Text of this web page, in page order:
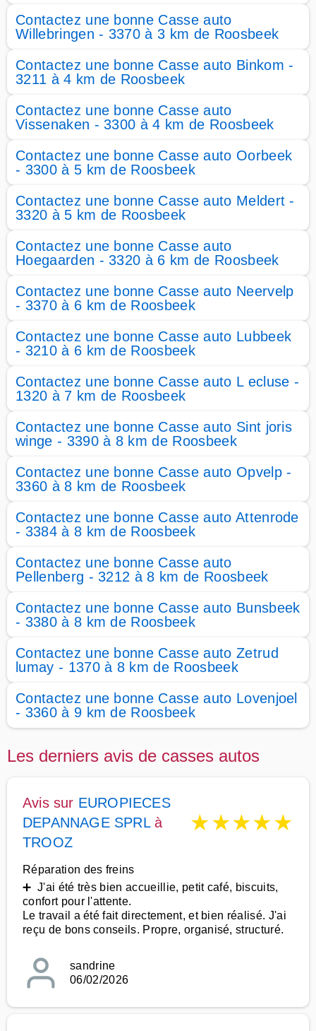
Contactez une bonne Casse auto
Willebringen - 3370 à 3 km de Roosbeek
Contactez une bonne Casse auto Binkom -
3211 à 4 km de Roosbeek
Contactez une bonne Casse auto
Vissenaken - 3300 à 4 km de Roosbeek
Contactez une bonne Casse auto Oorbeek
- 3300 à 5 km de Roosbeek
Contactez une bonne Casse auto Meldert -
3320 à 5 km de Roosbeek
Contactez une bonne Casse auto
Hoegaarden - 3320 à 6 km de Roosbeek
Contactez une bonne Casse auto Neervelp
- 3370 à 6 km de Roosbeek
Contactez une bonne Casse auto Lubbeek
- 3210 à 6 km de Roosbeek
Contactez une bonne Casse auto L ecluse -
1320 à 7 km de Roosbeek
Contactez une bonne Casse auto Sint joris
winge - 3390 à 8 km de Roosbeek
Contactez une bonne Casse auto Opvelp -
3360 à 8 km de Roosbeek
Contactez une bonne Casse auto Attenrode
- 3384 à 8 km de Roosbeek
Contactez une bonne Casse auto
Pellenberg - 3212 à 8 km de Roosbeek
Contactez une bonne Casse auto Bunsbeek
- 3380 à 8 km de Roosbeek
Contactez une bonne Casse auto Zetrud
lumay - 1370 à 8 km de Roosbeek
Contactez une bonne Casse auto Lovenjoel
- 3360 à 9 km de Roosbeek
Les derniers avis de casses autos
Avis sur EUROPIECES
DEPANNAGE SPRLà
TROOZ
★★★★★
Réparation des freins
➕ J'ai été très bien accueillie, petit café, biscuits,
confort pour l'attente.
Le travail a été fait directement, et bien réalisé. J'ai
reçu de bons conseils. Propre, organisé, structuré.
sandrine
06/02/2026